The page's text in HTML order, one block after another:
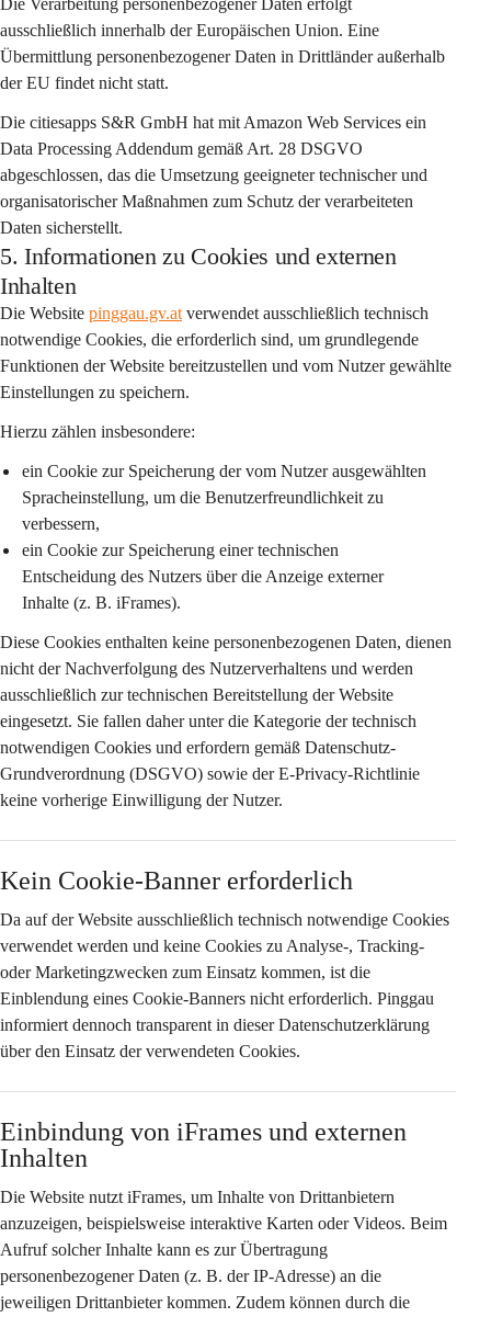
Die Verarbeitung personenbezogener Daten erfolgt
ausschließlich innerhalb der Europäischen Union. Eine
Übermittlung personenbezogener Daten in Drittländer außerhalb
der EU findet nicht statt.
Die citiesapps S&R GmbH hat mit Amazon Web Services ein
Data Processing Addendum gemäß Art. 28 DSGVO
abgeschlossen, das die Umsetzung geeigneter technischer und
organisatorischer Maßnahmen zum Schutz der verarbeiteten
Daten sicherstellt.
5. Informationen zu Cookies und externen
Inhalten
Die Website pinggau.gv.at verwendet ausschließlich technisch
notwendige Cookies, die erforderlich sind, um grundlegende
Funktionen der Website bereitzustellen und vom Nutzer gewählte
Einstellungen zu speichern.
Hierzu zählen insbesondere:
ein Cookie zur Speicherung der vom Nutzer ausgewählten
Spracheinstellung, um die Benutzerfreundlichkeit zu
verbessern,
ein Cookie zur Speicherung einer technischen
Entscheidung des Nutzers über die Anzeige externer
Inhalte (z. B. iFrames).
Diese Cookies enthalten keine personenbezogenen Daten, dienen
nicht der Nachverfolgung des Nutzerverhaltens und werden
ausschließlich zur technischen Bereitstellung der Website
eingesetzt. Sie fallen daher unter die Kategorie der technisch
notwendigen Cookies und erfordern gemäß Datenschutz-
Grundverordnung (DSGVO) sowie der E-Privacy-Richtlinie
keine vorherige Einwilligung der Nutzer.
Kein Cookie-Banner erforderlich
Da auf der Website ausschließlich technisch notwendige Cookies
verwendet werden und keine Cookies zu Analyse-, Tracking-
oder Marketingzwecken zum Einsatz kommen, ist die
Einblendung eines Cookie-Banners nicht erforderlich. Pinggau
informiert dennoch transparent in dieser Datenschutzerklärung
über den Einsatz der verwendeten Cookies.
Einbindung von iFrames und externen
Inhalten
Die Website nutzt iFrames, um Inhalte von Drittanbietern
anzuzeigen, beispielsweise interaktive Karten oder Videos. Beim
Aufruf solcher Inhalte kann es zur Übertragung
personenbezogener Daten (z. B. der IP-Adresse) an die
jeweiligen Drittanbieter kommen. Zudem können durch die